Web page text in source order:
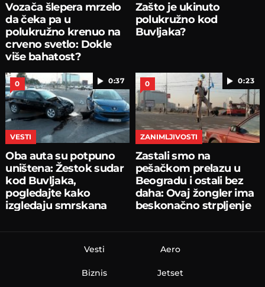
Vozača šlepera mrzelo
da čeka pa u
polukružno krenuo na
crveno svetlo: Dokle
više bahatost?
Zašto je ukinuto
polukružno kod
Buvljaka?
0:37
0
VESTI
Oba auta su potpuno
uništena: Žestok sudar
kod Buvljaka,
pogledajte kako
izgledaju smrskana
0:23
0
ZANIMLJIVOSTI
Zastali smo na
pešačkom prelazu u
Beogradu i ostali bez
daha: Ovaj žongler ima
beskonačno strpljenje
Vesti
Biznis
Aero
Jetset